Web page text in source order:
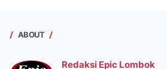
ABOUT
Redaksi Epic Lombok